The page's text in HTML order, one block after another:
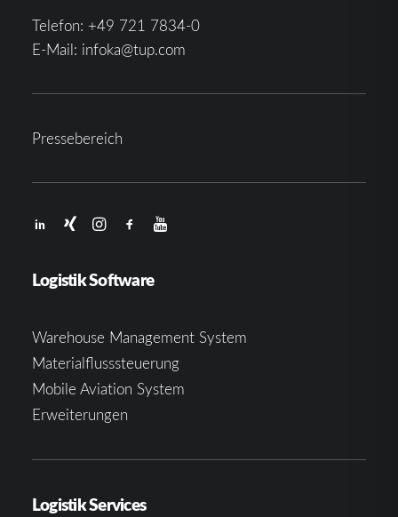
Telefon: +49 721 7834-0
E-Mail: infoka@tup.com
Pressebereich
Logistik Software
Warehouse Management System
Materialflusssteuerung
Mobile Aviation System
Erweiterungen
Logistik Services